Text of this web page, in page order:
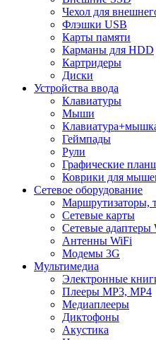
Чехол для
Флэшки USB
Карты памяти
Карманы для HDD
Картридеры
Диски
Устройства ввода
Клавиатуры
Мыши
Геймпады
Рули
Графические
Коврики для
Сетевое оборудование
Маршрутизаторы,
Сетевые карты
Сетевые адаптеры
Антенны WiFi
Модемы 3G
Мультимедиа
Электронные
Плееры MP3, MP4
Медиаплееры
Диктофоны
Акустика